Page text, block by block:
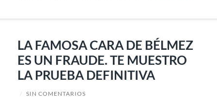
LA FAMOSA CARA DE BÉLMEZ
ES UN FRAUDE. TE MUESTRO
LA PRUEBA DEFINITIVA
/ SIN COMENTARIOS